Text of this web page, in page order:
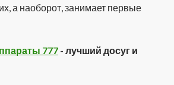
а наоборот, занимает первые
777 - лучший досуг и